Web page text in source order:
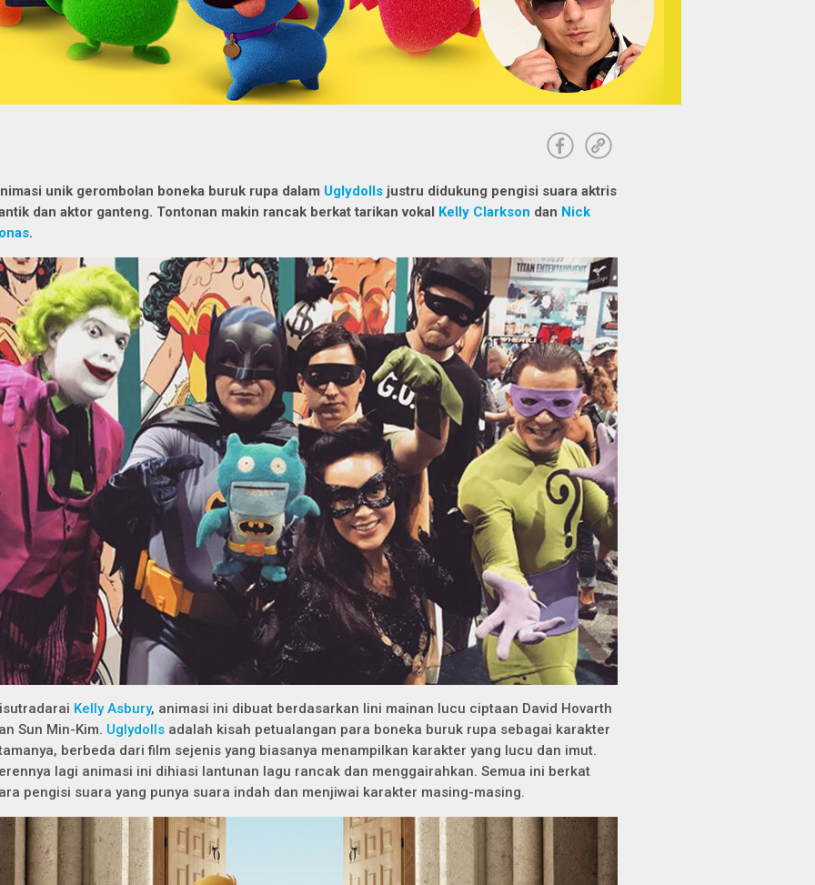
unik gerombolan boneka buruk rupa dalam Uglydolls justru didukung pengisi suara aktris
dan aktor ganteng. Tontonan makin rancak berkat tarikan vokal Kelly Clarkson dan Nick
.
Kelly Asbury, animasi ini dibuat berdasarkan lini mainan lucu ciptaan David Hovarth
Sun Min-Kim. Uglydolls adalah kisah petualangan para boneka buruk rupa sebagai karakter
berbeda dari film sejenis yang biasanya menampilkan karakter yang lucu dan imut.
lagi animasi ini dihiasi lantunan lagu rancak dan menggairahkan. Semua ini berkat
pengisi suara yang punya suara indah dan menjiwai karakter masing-masing.